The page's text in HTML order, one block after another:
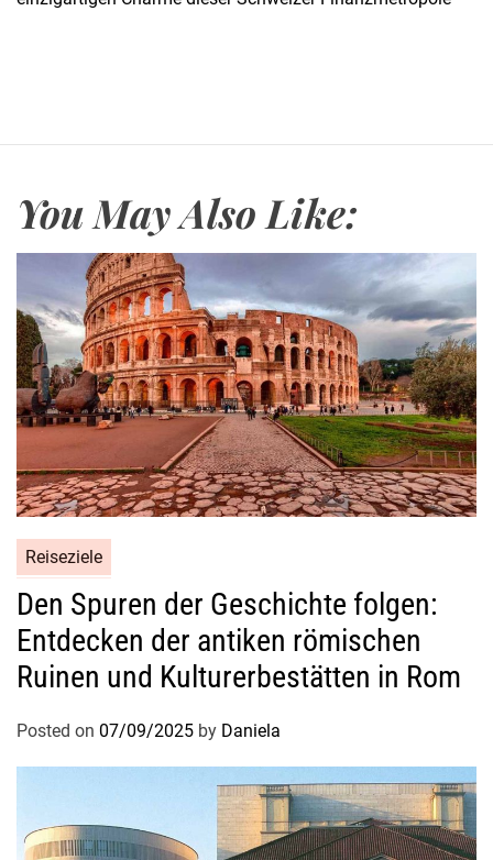
You May Also Like:
Reiseziele
Den Spuren der Geschichte folgen:
Entdecken der antiken römischen
Ruinen und Kulturerbestätten in Rom
Posted on 07/09/2025 by Daniela